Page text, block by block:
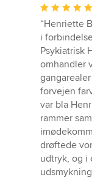
5
ud
af
5
stjerner
“Henriette
i
Psykiatrisk
omhandler
forvejen
var bla
rammer
drøftede
udtryk, og i